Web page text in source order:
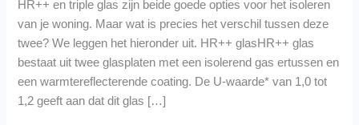
HR++ en triple glas zijn beide goede opties voor het isoleren
van je woning. Maar wat is precies het verschil tussen deze
twee? We leggen het hieronder uit. HR++ glasHR++ glas
bestaat uit twee glasplaten met een isolerend gas ertussen en
een warmtereflecterende coating. De U-waarde* van 1,0 tot
1,2 geeft aan dat dit glas […]